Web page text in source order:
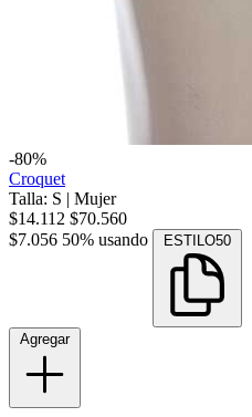
-80%
Croquet
Talla: S | Mujer
$14.112 $70.560
$7.056 50% usando ESTILO50
Agregar